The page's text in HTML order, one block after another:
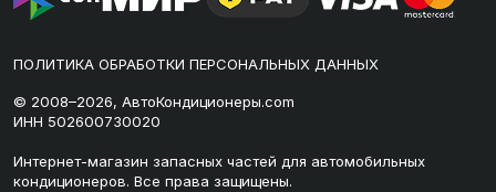
ПОЛИТИКА ОБРАБОТКИ ПЕРСОНАЛЬНЫХ ДАННЫХ
© 2008–2026, АвтоКондиционеры.com
ИНН 502600730020
Интернет-магазин запасных частей для автомобильных
кондиционеров. Все права защищены.